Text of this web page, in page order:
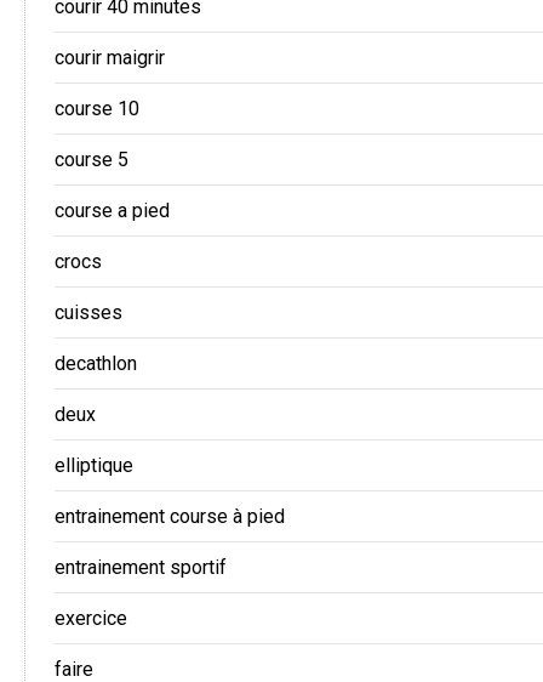
courir 40 minutes
courir maigrir
course 10
course 5
course a pied
crocs
cuisses
decathlon
deux
elliptique
entrainement course à pied
entrainement sportif
exercice
faire